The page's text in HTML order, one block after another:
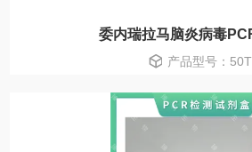
委内瑞拉马脑炎病毒
产品型号：50T